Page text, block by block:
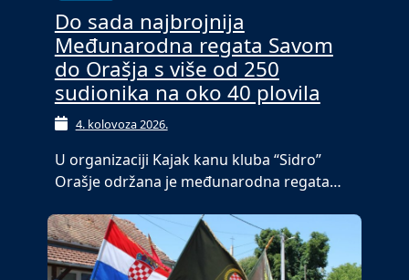
Do sada najbrojnija
Međunarodna regata Savom
do Orašja s više od 250
sudionika na oko 40 plovila
4. kolovoza 2026.
U organizaciji Kajak kanu kluba “Sidro”
Orašje održana je međunarodna regata…